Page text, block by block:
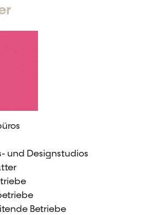
und Designstudios
Betriebe